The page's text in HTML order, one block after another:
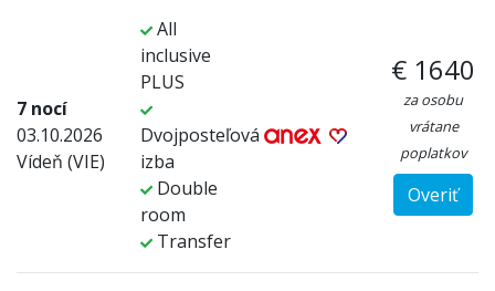
7 nocí
03.10.2026
Vídeň (VIE)
All
inclusive
PLUS
Dvojposteľová
izba
Double
room
Transfer
€ 1640
za osobu
vrátane
poplatkov
Overiť